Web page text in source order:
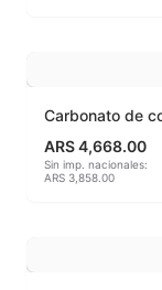
MAYCO
MAYCO
Carbonato de
ARS 4,668.00
Sin imp. nacionales:
ARS 3,858.00